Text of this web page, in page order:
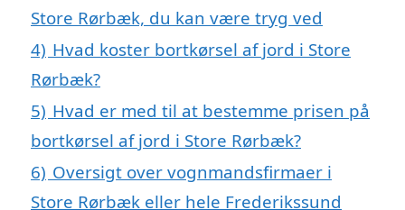
Store Rørbæk, du kan være tryg ved
4) Hvad koster bortkørsel af jord i Store
Rørbæk?
5) Hvad er med til at bestemme prisen på
bortkørsel af jord i Store Rørbæk?
6) Oversigt over vognmandsfirmaer i
Store Rørbæk eller hele Frederikssund